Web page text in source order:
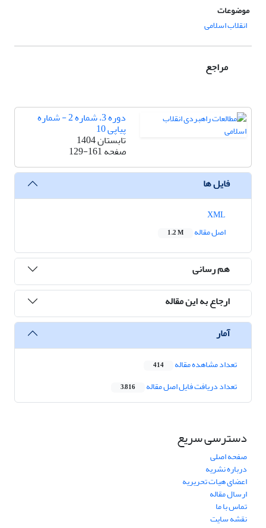
موضوعات
انقلاب اسلامی
مراجع
دوره 3، شماره 2 - شماره
پیاپی 10
تابستان 1404
صفحه129-161
فایل ها
اصل مقاله
1.2 M
هم رسانی
ارجاع به این مقاله
آمار
تعداد مشاهده مقاله 414
تعداد دریافت فایل اصل مقاله 3,816
دسترسی سریع
صفحه اصلی
درباره نشریه
اعضای هیات تحریریه
ارسال مقاله
تماس با ما
نقشه سایت